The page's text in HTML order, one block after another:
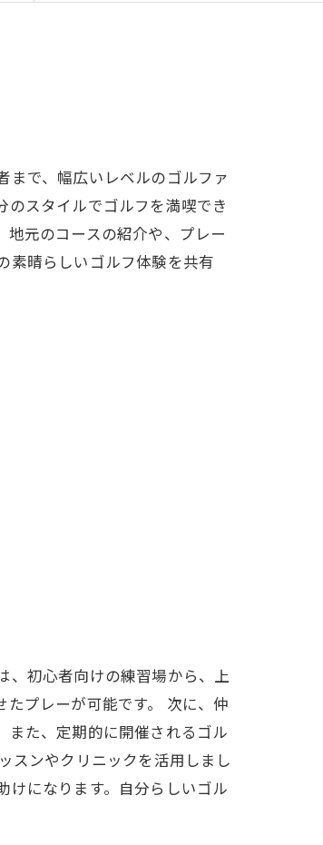
まで、幅広いレベルのゴルファ
スタイルでゴルフを満喫でき
元のコースの紹介や、プレー
素晴らしいゴルフ体験を共有
、初心者向けの練習場から、上
プレーが可能です。 次に、仲
また、定期的に開催されるゴル
スンやクリニックを活用しまし
けになります。自分らしいゴル